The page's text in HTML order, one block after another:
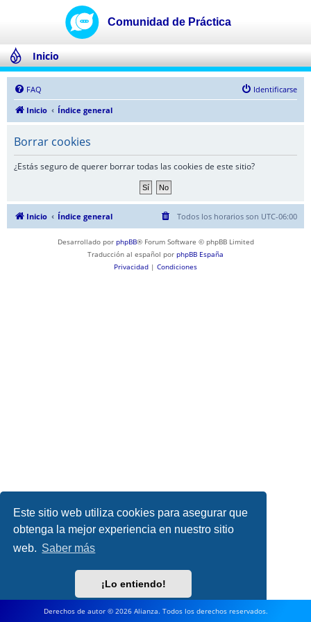
Este sitio web utiliza cookies para asegurar que
obtenga la mejor experiencia en nuestro sitio
web. Saber más
¡Lo entiendo!
Inicio
FAQ
Identificarse
Inicio
Índice general
Borrar cookies
¿Estás seguro de querer borrar todas las cookies de este sitio?
Inicio Índice general Todos los horarios son UTC-06:00
Desarrollado por phpBB® Forum Software © phpBB Limited
Traducción al español por phpBB España
Privacidad | Condiciones
Derechos de autor © 2026 Alianza. Todos los derechos reservados.